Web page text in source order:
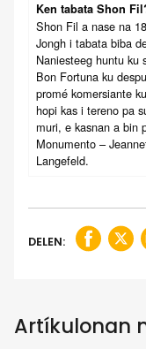
Ken tabata Shon
Shon Fil a nase na
Jongh i tabata biba
Naniesteeg huntu ku
Bon Fortuna ku
promé komersiante
hopi kas i tereno pa
muri, e kasnan a bin
Monumento –
Langefeld.
DELEN:
Artíkulonan